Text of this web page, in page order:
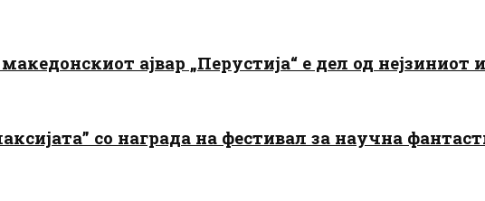
ајвар „Перустија“ е дел од нејзиниот
со награда на фестивал за научна